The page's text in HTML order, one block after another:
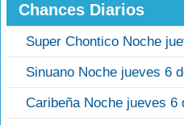
Chances Diarios
Super Chontico Noche
Sinuano Noche jueves 6
Caribeña Noche jueves 6